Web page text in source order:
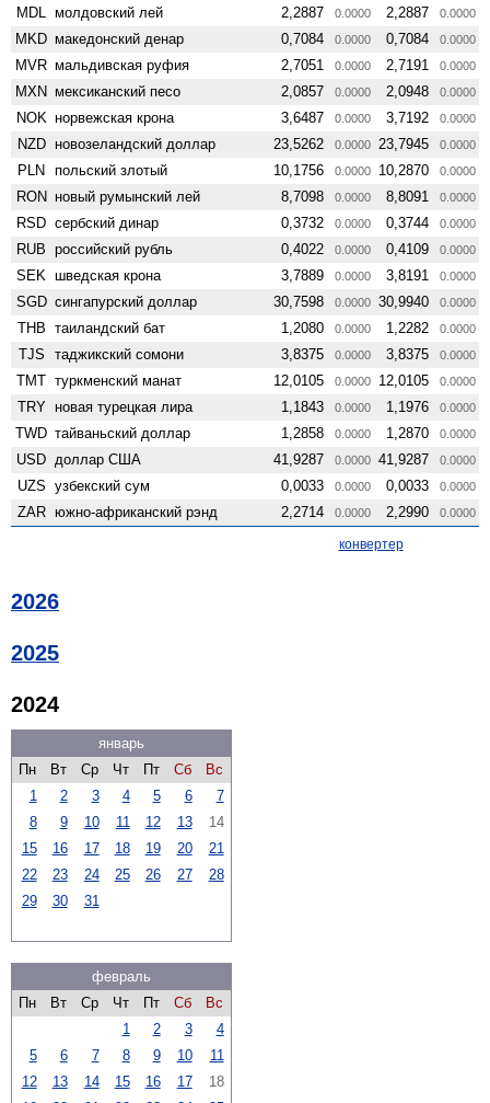
MDL молдовский лей 2,2887 0.0000 2,2887 0.0000
MKD македонский денар 0,7084 0.0000 0,7084 0.0000
MVR мальдивская руфия 2,7051 0.0000 2,7191 0.0000
MXN мексиканский песо 2,0857 0.0000 2,0948 0.0000
NOK норвежская крона 3,6487 0.0000 3,7192 0.0000
NZD ново­зеландский доллар 23,5262 0.0000 23,7945 0.0000
PLN польский злотый 10,1756 0.0000 10,2870 0.0000
RON новый румынский лей 8,7098 0.0000 8,8091 0.0000
RSD сербский динар 0,3732 0.0000 0,3744 0.0000
RUB российский рубль 0,4022 0.0000 0,4109 0.0000
SEK шведская крона 3,7889 0.0000 3,8191 0.0000
SGD сингапурский доллар 30,7598 0.0000 30,9940 0.0000
THB таиландский бат 1,2080 0.0000 1,2282 0.0000
TJS таджикский сомони 3,8375 0.0000 3,8375 0.0000
TMT туркменский манат 12,0105 0.0000 12,0105 0.0000
TRY новая турецкая лира 1,1843 0.0000 1,1976 0.0000
TWD тайваньский доллар 1,2858 0.0000 1,2870 0.0000
USD доллар США 41,9287 0.0000 41,9287 0.0000
UZS узбекский сум 0,0033 0.0000 0,0033 0.0000
ZAR южно-африканский рэнд 2,2714 0.0000 2,2990 0.0000
конвертер
2026
2025
2024
январь
Пн
Вт Ср Чт Пт Сб
Вс
1
2 3 4 5 6
7
8
9 10 11 12 13
14
15
16 17 18 19 20
21
22
23 24 25 26 27
28
29
30 31
февраль
Пн
Вт Ср Чт Пт Сб
Вс
1
2 3
4
5
6 7 8 9 10
11
12
13 14 15 16 17
18